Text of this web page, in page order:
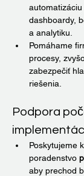
dashboardy,
a analytiku.
Pomáhame
procesy,
zabezpečiť
riešenia.
Podpora
Poskytujeme
poradenstvo
aby prechod